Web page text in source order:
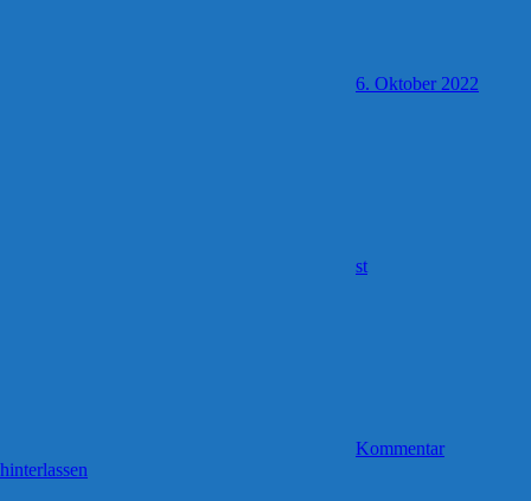
6. Oktober 2022
st
Kommentar
hinterlassen